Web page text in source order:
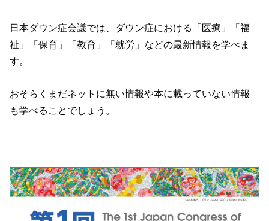
日本ダウン症会議では、ダウン症における「医療」「福
祉」「保育」「教育」「就労」などの最新情報を学べま
す。
おそらくまだネットに無い情報や本に載っていない情報
も学べることでしょう。